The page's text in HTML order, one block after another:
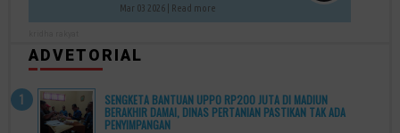
Mar 03 2026 | Read more
ADVETORIAL
SENGKETA BANTUAN UPPO RP200 JUTA DI MADIUN
BERAKHIR DAMAI, DINAS PERTANIAN PASTIKAN TAK ADA
PENYIMPANGAN